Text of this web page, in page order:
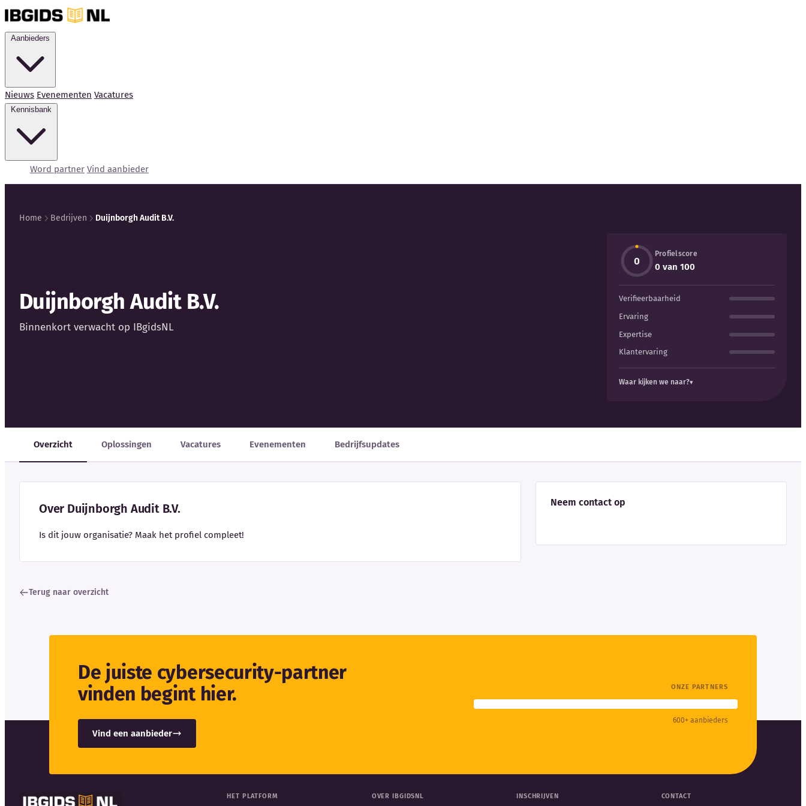
Nieuws Evenementen Vacatures
Word partner Vind aanbieder
Home Bedrijven Duijnborgh Audit B.V.
Duijnborgh Audit B.V.
Binnenkort verwacht op IBgidsNL
0
Profielscore
0 van 100
Verifieerbaarheid
Ervaring
Expertise
Klantervaring
Waar kijken we naar?
Overzicht Oplossingen Vacatures Evenementen Bedrijfsupdates
Over Duijnborgh Audit B.V.
Is dit jouw organisatie? Maak het profiel compleet!
Neem contact op
Terug naar overzicht
De juiste cybersecurity-partner
vinden begint hier.
Vind een aanbieder
ONZE PARTNERS
600+ aanbieders
HET PLATFORM OVER IBGIDSNL INSCHRIJVEN CONTACT